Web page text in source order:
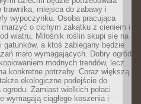
trawnika, miejsca do zabawy i
wypoczynku. Osoba pracująca
o cichym zakątku z cieniem i
wiatru. Miłośnik roślin skupi się na
gatunków, a ktoś zabiegany będzie
mało wymagających. Dobry ogród
modnych trendów, lecz
konkretne potrzeby. Coraz większą
ekologiczne podejście do
ogrodu. Zamiast wielkich połaci
wymagają ciągłego koszenia i